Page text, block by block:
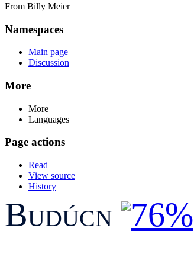
From Billy Meier
Namespaces
Main page
Discussion
More
More
Languages
Page actions
Read
View source
History
Budúcn